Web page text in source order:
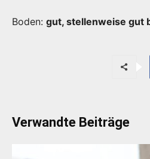
Boden: gut, stellenweise gut
Verwandte Beiträge